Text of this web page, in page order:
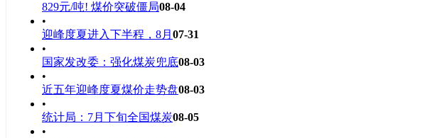
829元/吨! 煤价突破僵局08-04
•
迎峰度夏进入下半程，8月 07-31
•
国家发改委：强化煤炭兜底08-03
•
近五年迎峰度夏煤价走势盘08-03
•
统计局：7月下旬全国煤炭08-05
•